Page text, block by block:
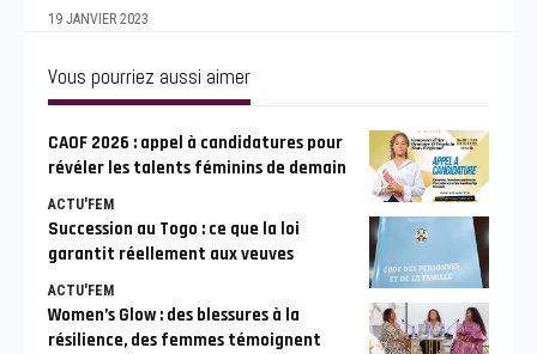
19 JANVIER 2023
Vous pourriez aussi aimer
CAOF 2026 : appel à candidatures pour
révéler les talents féminins de demain
ACTU'FEM
Succession au Togo : ce que la loi
garantit réellement aux veuves
ACTU'FEM
Women’s Glow : des blessures à la
résilience, des femmes témoignent